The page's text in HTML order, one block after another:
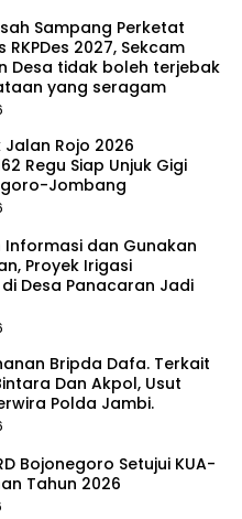
Sampang Perketat
RKPDes 2027, Sekcam
Desa tidak boleh terjebak
yang seragam
Rojo 2026
Regu Siap Unjuk Gigi
Jombang
Informasi dan Gunakan
Proyek Irigasi
Desa Panacaran Jadi
Bripda Dafa. Terkait
Dan Akpol, Usut
Polda Jambi.
Bojonegoro Setujui KUA-
Tahun 2026